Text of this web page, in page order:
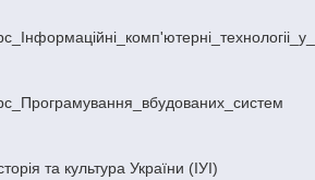
та культура України (ІУІ)